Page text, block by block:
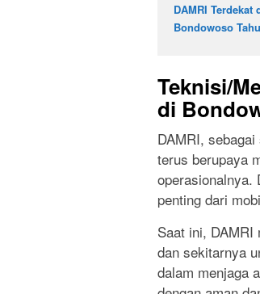
DAMRI Terdekat
Bondowoso
Teknisi/
di
DAMRI,
terus berupaya
operasionalnya.
penting dari
Saat ini, DAMRI
dan sekitarnya
dalam menjaga